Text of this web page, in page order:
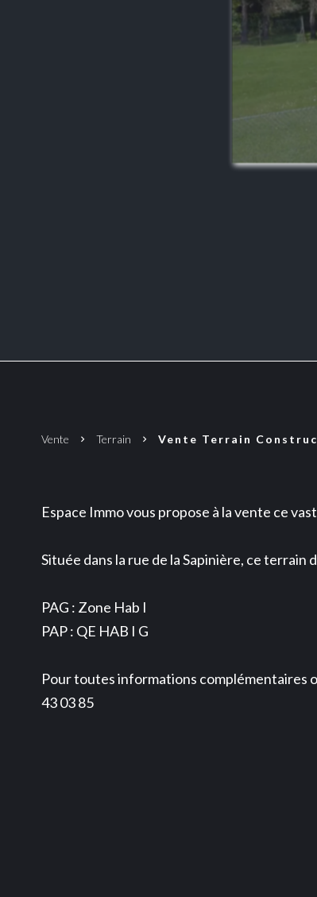
Vente Terrain Vente Terrain
Espace Immo vous propose à la vente ce
Située dans la rue de la Sapinière, ce
PAG : Zone Hab I
PAP : QE HAB I G
Pour toutes informations complémentaires
43 03 85